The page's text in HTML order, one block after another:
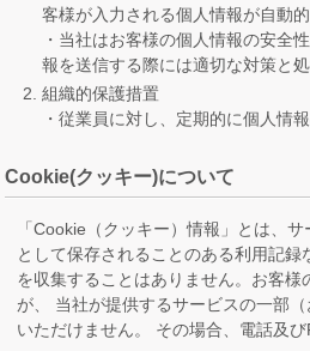
客様が入力される個人情報が自動
・当社はお客様の個人情報の安全
報を送信する際には適切な対策と
組織的保護措置
・従業員に対し、定期的に個人情
Cookie(クッキー)について
「Cookie（クッキー）情報」とは、
として保存されることのある利用記
を収集することはありません。お客
が、 当社が提供するサービスの一部
いただけません。 その場合、電話及